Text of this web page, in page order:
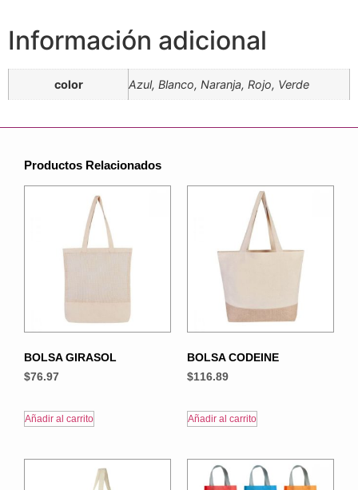
Información adicional
color Azul, Blanco, Naranja, Rojo, Verde
Productos Relacionados
BOLSA GIRASOL
$76.97
Añadir al carrito
BOLSA CODEINE
$116.89
Añadir al carrito